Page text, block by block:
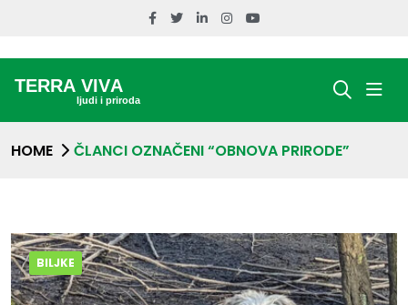
HOME ČLANCI OZNAČENI “OBNOVA PRIRODE”
BILJKE